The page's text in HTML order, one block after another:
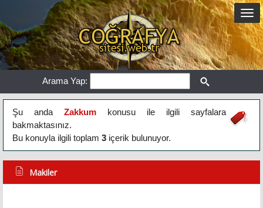
Arama Yap:
Şu anda Zakkum konusu ile ilgili sayfalara
bakmaktasınız.
Bu konuyla ilgili toplam 3 içerik bulunuyor.
Makiler